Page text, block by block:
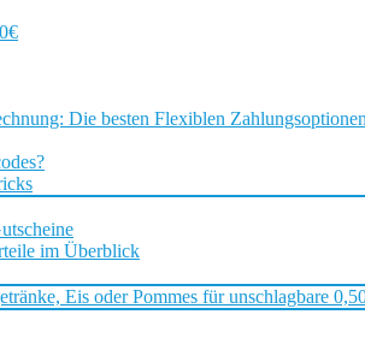
Die besten Flexiblen
im Überblick
Eis oder Pommes für unschlagbare